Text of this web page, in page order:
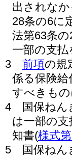
出されな
28条の6に
法第63条
一部の支
3
前項の規
係る保険
すべきも
4
国保ね
は一部の
知書(様式
5
国保ね